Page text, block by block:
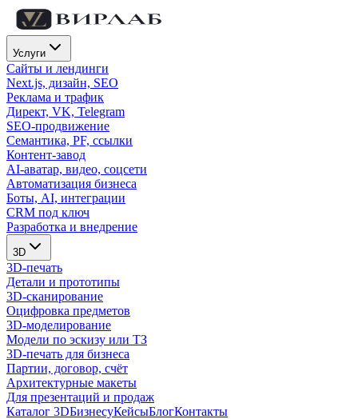
Услуги
Сайты и лендинги
Next.js, дизайн, SEO
Реклама и трафик
Директ, VK, Telegram
SEO-продвижение
Семантика, PF, ссылки
Контент-завод
AI-аватар, видео, соцсети
Автоматизация бизнеса
Боты, AI, интеграции
CRM под ключ
Разработка и внедрение
3D
3D-печать
Детали и прототипы
3D-сканирование
Оцифровка предметов
3D-моделирование
Модели по эскизу или ТЗ
3D-печать для бизнеса
Партии, договор, счёт
Архитектурные макеты
Для презентаций и продаж
Каталог 3DБизнесуКейсыБлогКонтакты